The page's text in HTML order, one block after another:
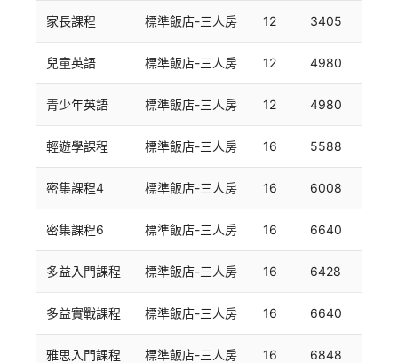
家長課程 標準飯店-三人房 12 3405
兒童英語 標準飯店-三人房 12 4980
青少年英語 標準飯店-三人房 12 4980
輕遊學課程 標準飯店-三人房 16 5588
密集課程4 標準飯店-三人房 16 6008
密集課程6 標準飯店-三人房 16 6640
多益入門課程 標準飯店-三人房 16 6428
多益實戰課程 標準飯店-三人房 16 6640
雅思入門課程 標準飯店-三人房 16 6848